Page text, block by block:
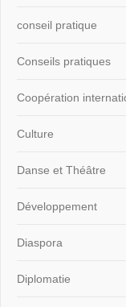
conseil pratique
Conseils pratiques
Coopération
Culture
Danse et Théâtre
Développement
Diaspora
Diplomatie